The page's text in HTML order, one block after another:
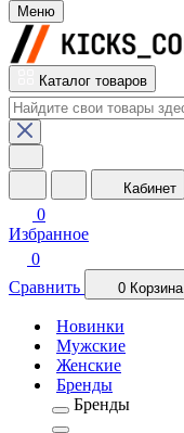
Меню
Каталог товаров
Кабинет
0
Избранное
0
Сравнить
0 Корзина
Новинки
Мужские
Женские
Бренды
Бренды